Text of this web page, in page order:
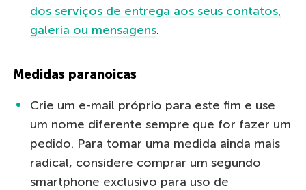
dos serviços de entrega aos seus contatos,
galeria ou mensagens.
Medidas paranoicas
Crie um e-mail próprio para este fim e use
um nome diferente sempre que for fazer um
pedido. Para tomar uma medida ainda mais
radical, considere comprar um segundo
smartphone exclusivo para uso de